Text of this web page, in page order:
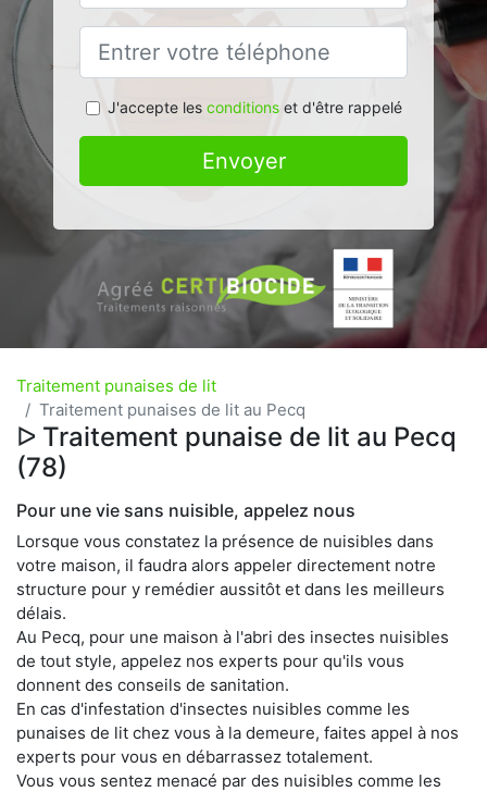
J'accepte les conditionset d'être rappelé
Envoyer
Traitement punaises de lit
Traitement punaises de lit au Pecq
ᐅ Traitement punaise de lit au Pecq
(78)
Pour une vie sans nuisible, appelez nous
Lorsque vous constatez la présence de nuisibles dans
votre maison, il faudra alors appeler directement notre
structure pour y remédier aussitôt et dans les meilleurs
délais.
Au Pecq, pour une maison à l'abri des insectes nuisibles
de tout style, appelez nos experts pour qu'ils vous
donnent des conseils de sanitation.
En cas d'infestation d'insectes nuisibles comme les
punaises de lit chez vous à la demeure, faites appel à nos
experts pour vous en débarrassez totalement.
Vous vous sentez menacé par des nuisibles comme les